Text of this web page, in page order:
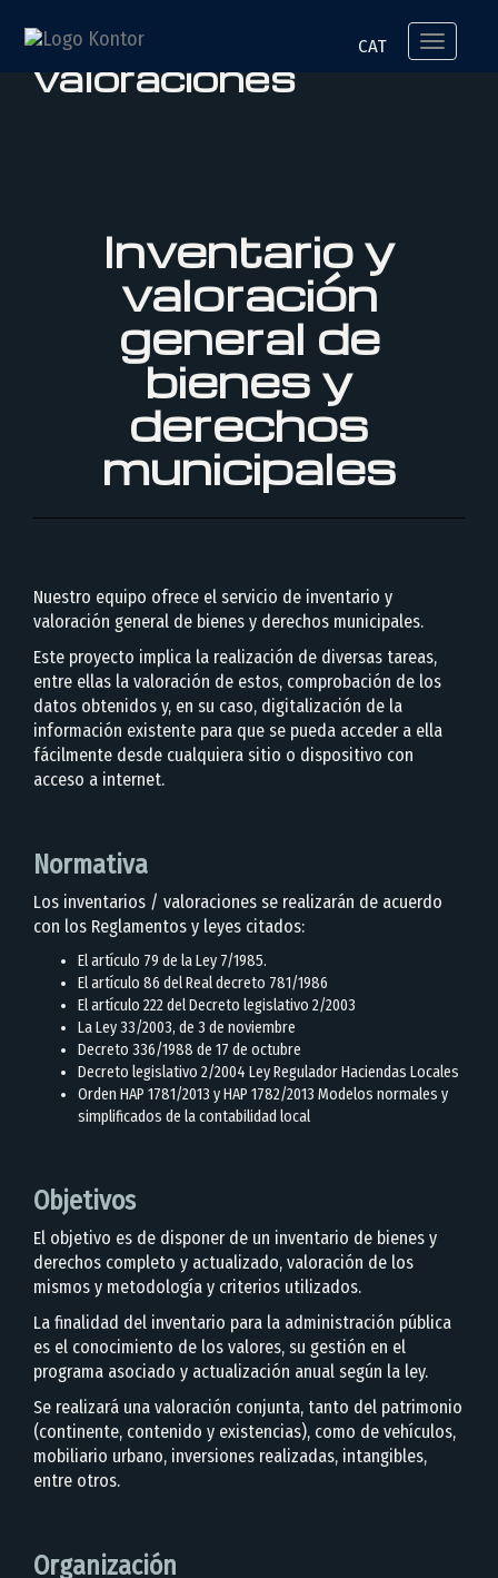
Toggle
navigation
Informes de
valoraciones
Inventario y
valoración
general de
bienes y
derechos
municipales
Nuestro equipo ofrece el servicio de inventario y
valoración general de bienes y derechos municipales.
Este proyecto implica la realización de diversas tareas,
entre ellas la valoración de estos, comprobación de los
datos obtenidos y, en su caso, digitalización de la
información existente para que se pueda acceder a ella
fácilmente desde cualquiera sitio o dispositivo con
acceso a internet.
Normativa
Los inventarios / valoraciones se realizarán de acuerdo
con los Reglamentos y leyes citados:
El artículo 79 de la Ley 7/1985.
El artículo 86 del Real decreto 781/1986
El artículo 222 del Decreto legislativo 2/2003
La Ley 33/2003, de 3 de noviembre
Decreto 336/1988 de 17 de octubre
Decreto legislativo 2/2004 Ley Regulador Haciendas Locales
Orden HAP 1781/2013 y HAP 1782/2013 Modelos normales y
simplificados de la contabilidad local
Objetivos
El objetivo es de disponer de un inventario de bienes y
derechos completo y actualizado, valoración de los
mismos y metodología y criterios utilizados.
La finalidad del inventario para la administración pública
es el conocimiento de los valores, su gestión en el
programa asociado y actualización anual según la ley.
Se realizará una valoración conjunta, tanto del patrimonio
(continente, contenido y existencias), como de vehículos,
mobiliario urbano, inversiones realizadas, intangibles,
entre otros.
Organización
CAT